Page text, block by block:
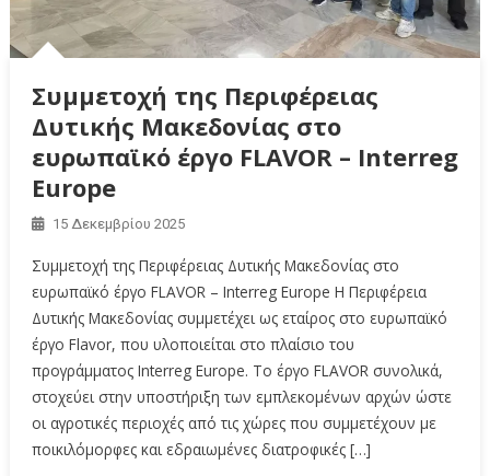
Συμμετοχή της Περιφέρειας
Δυτικής Μακεδονίας στο
ευρωπαϊκό έργο FLAVOR – Interreg
Europe
15 Δεκεμβρίου 2025
Συμμετοχή της Περιφέρειας Δυτικής Μακεδονίας στο
ευρωπαϊκό έργο FLAVOR – Interreg Europe Η Περιφέρεια
Δυτικής Μακεδονίας συμμετέχει ως εταίρος στο ευρωπαϊκό
έργο Flavor, που υλοποιείται στο πλαίσιο του
προγράμματος Interreg Europe. Το έργο FLAVOR συνολικά,
στοχεύει στην υποστήριξη των εμπλεκομένων αρχών ώστε
οι αγροτικές περιοχές από τις χώρες που συμμετέχουν με
ποικιλόμορφες και εδραιωμένες διατροφικές […]